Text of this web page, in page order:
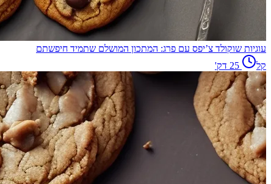
עוגיות שוקולד צ’יפס עם פרג: המתכון המושלם שתמיד חיפשתם
קל
25 דק'